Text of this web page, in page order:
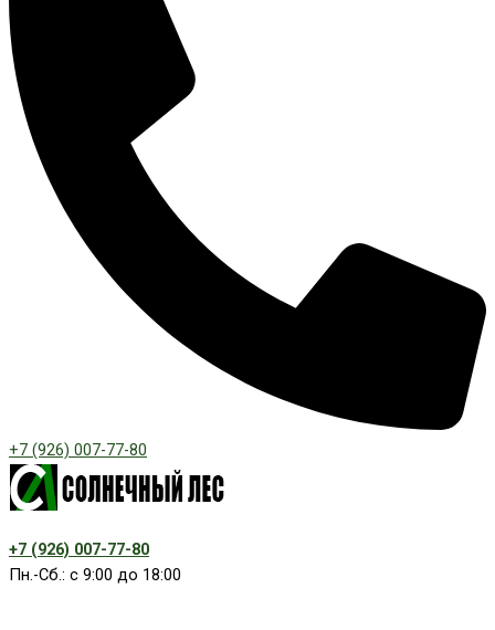
+7 (926) 007-77-80
+7 (926) 007-77-80
Пн.-Сб.: с 9:00 до 18:00